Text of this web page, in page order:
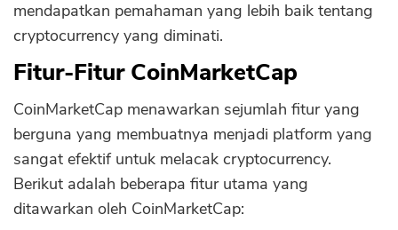
mendapatkan pemahaman yang lebih baik tentang
cryptocurrency yang diminati.
Fitur-Fitur CoinMarketCap
CoinMarketCap menawarkan sejumlah fitur yang
berguna yang membuatnya menjadi platform yang
sangat efektif untuk melacak cryptocurrency.
Berikut adalah beberapa fitur utama yang
ditawarkan oleh CoinMarketCap: